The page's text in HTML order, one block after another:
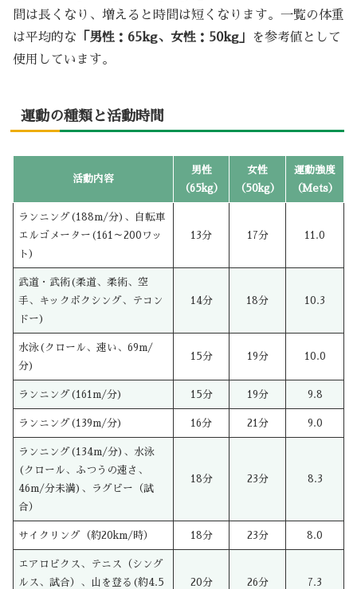
間は長くなり、増えると時間は短くなります。一覧の体重
は平均的な 「男性：65kg、女性：50kg」
を参考値として
使用しています。
運動の種類と活動時間
活動内容
男性
（65kg）
女性
（50kg）
運動強度
（Mets）
ランニング(188m/分)、自転車
エルゴメーター(161～200ワッ
ト)
13分 17分 11.0
武道・武術(柔道、柔術、空
手、キックボクシング、テコン
ドー)
14分 18分 10.3
水泳(クロール、速い、69m/
分)
15分 19分 10.0
ランニング(161m/分) 15分 19分 9.8
ランニング(139m/分) 16分 21分 9.0
ランニング(134m/分)、水泳
(クロール、ふつうの速さ、
46m/分未満)、ラグビー（試
合）
18分 23分 8.3
サイクリング（約20km/時） 18分 23分 8.0
エアロビクス、テニス（シング
ルス、試合）、山を登る(約4.5
20分 26分 7.3